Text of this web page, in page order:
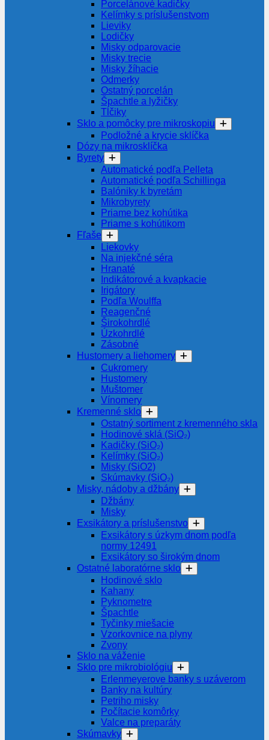
Porcelánové kadičky
Kelímky s príslušenstvom
Lieviky
Lodičky
Misky odparovacie
Misky trecie
Misky žíhacie
Odmerky
Ostatný porcelán
Špachtle a lyžičky
Tĺčiky
Sklo a pomôcky pre mikroskopiu
Podložné a krycie sklíčka
Dózy na mikrosklíčka
Byrety
Automatické podľa Pelleta
Automatické podľa Schillinga
Balóniky k byretám
Mikrobyrety
Priame bez kohútika
Priame s kohútikom
Fľaše
Liekovky
Na injekčné séra
Hranaté
Indikátorové a kvapkacie
Irigátory
Podľa Woulffa
Reagenčné
Širokohrdlé
Úzkohrdlé
Zásobné
Hustomery a liehomery
Cukromery
Hustomery
Muštomer
Vínomery
Kremenné sklo
Ostatný sortiment z kremenného skla
Hodinové sklá (SiO₂)
Kadičky (SiO₂)
Kelímky (SiO₂)
Misky (SiO2)
Skúmavky (SiO₂)
Misky, nádoby a džbány
Džbány
Misky
Exsikátory a príslušenstvo
Exsikátory s úzkym dnom podľa
normy 12491
Exsikátory so širokým dnom
Ostatné laboratórne sklo
Hodinové sklo
Kahany
Pyknometre
Špachtle
Tyčinky miešacie
Vzorkovnice na plyny
Zvony
Sklo na váženie
Sklo pre mikrobiológiu
Erlenmeyerove banky s uzáverom
Banky na kultúry
Petriho misky
Počítacie komôrky
Valce na preparáty
Skúmavky